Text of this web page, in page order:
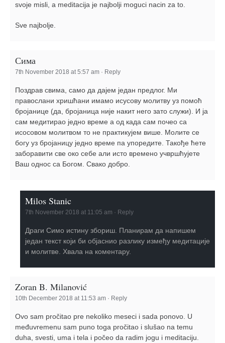
svoje misli, a meditacija je najbolji moguci nacin za to.
Sve najbolje.
Сима
7th November 2018 at 5:57 am · Reply
Поздрав свима, само да дајем један предлог. Ми
правослани хришћани имамо исусову молитву уз помоћ
бројанице (да, бројаница није накит него зато служи). И ја
сам медитирао једно време а од када сам почео са
исосовом молитвом то не практикујем више. Молите се
богу уз бројаницу једно време па упоредите. Такође ћете
заборавити све око себе али исто времено учвршћујете
Ваш однос са Богом. Свако добро.
Milos Stanic
7th November 2018 at 11:05 am · Reply
Драги Симо истину збориш. Планирам да напишем
један текст који би објаснио разлику између медитације
и молитве. Хвала на коментару.
Zoran B. Milanović
10th December 2018 at 11:53 am · Reply
Ovo sam pročitao pre nekoliko meseci i sada ponovo. U
međuvremenu sam puno toga pročitao i slušao na temu
duha, svesti, uma i tela i počeo da radim jogu i meditaciju.